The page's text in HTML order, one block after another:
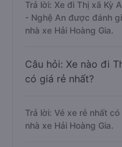
Trả lời: Xe đi Thị xã Kỳ
- Nghệ An được đánh
nhà xe Hải Hoàng Gia.
Câu hỏi: Xe nào đi
có giá rẻ nhất?
Trả lời: Vé xe rẻ nhất
nhà xe Hải Hoàng Gia.